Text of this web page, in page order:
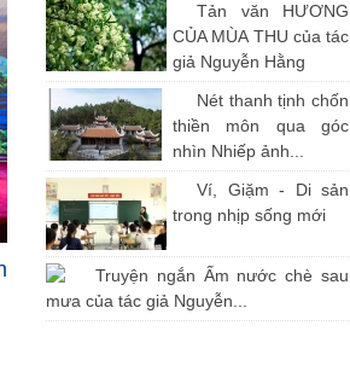
Tản văn HƯƠNG
CỦA MÙA THU của tác
giả Nguyễn Hằng
Nét thanh tịnh chốn
thiền môn qua góc
nhìn Nhiếp ảnh...
Ví, Giặm - Di sản
trong nhịp sống mới
Truyện ngắn Ấm nước chè sau
mưa của tác giả Nguyễn...